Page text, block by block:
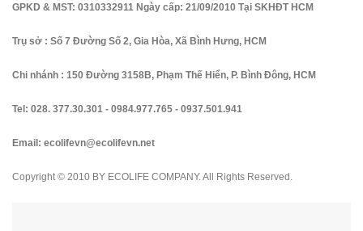
GPKD & MST: 0310332911 Ngày cấp: 21/09/2010 Tại SKHĐT HCM
Trụ sở : Số 7 Đường Số 2, Gia Hòa, Xã Bình Hưng, HCM
Chi nhánh : 150 Đường 3158B, Phạm Thế Hiển, P. Bình Đông, HCM
Tel: 028. 377.30.301 - 0984.977.765 - 0937.501.941
Email: ecolifevn@ecolifevn.net
Copyright © 2010 BY ECOLIFE COMPANY. All Rights Reserved.